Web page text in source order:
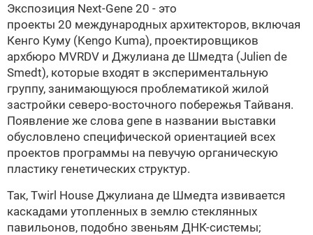
Экспозиция Next-Gene 20 - это
проекты 20 международных архитекторов, включая
Кенго Куму (Kengo Kuma), проектировщиков
архбюро MVRDV и Джулиана де Шмедта (Julien de
Smedt), которые входят в экспериментальную
группу, занимающуюся проблематикой жилой
застройки северо-восточного побережья Tайваня.
Появление же слова gene в названии выставки
обусловлено специфической ориентацией всех
проектов программы на певучую органическую
пластику генетических структур.
Так, Twirl House Джулиана де Шмедта извивается
каскадами утопленных в землю стеклянных
павильонов, подобно звеньям ДНК-системы;